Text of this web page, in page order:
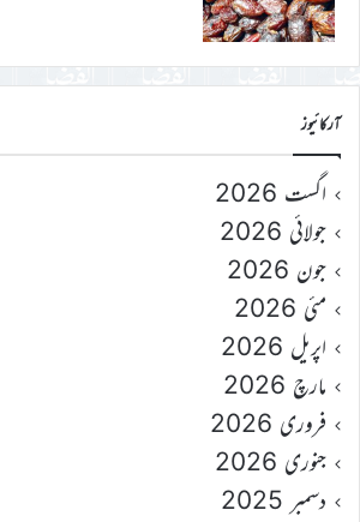
آرکائیوز
اگست 2026
جولائی 2026
جون 2026
مئی 2026
اپریل 2026
مارچ 2026
فروری 2026
جنوری 2026
دسمبر 2025